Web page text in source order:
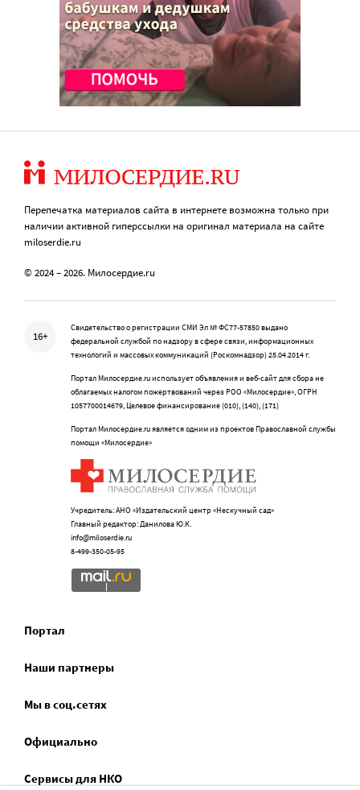
Перепечатка материалов сайта в интернете возможна только при
наличии активной гиперссылки на оригинал материала на сайте
miloserdie.ru
© 2024 – 2026. Милосердие.ru
16+
Свидетельство о регистрации СМИ Эл № ФС77-57850 выдано
федеральной службой по надзору в сфере связи, информационных
технологий и массовых коммуникаций (Роскомнадзор) 25.04.2014 г.
Портал Милосердие.ru использует объявления и веб-сайт для сбора не
облагаемых налогом пожертвований через РОО «Милосердие», ОГРН
1057700014679, Целевое финансирование (010), (140), (171)
Портал Милосердие.ru является одним из проектов Православной службы
помощи «Милосердие»
Учредитель: АНО «Издательский центр «Нескучный сад»
Главный редактор: Данилова Ю.К.
info@miloserdie.ru
8-499-350-05-95
Портал
Наши партнеры
Мы в соц.сетях
Официально
Сервисы для НКО